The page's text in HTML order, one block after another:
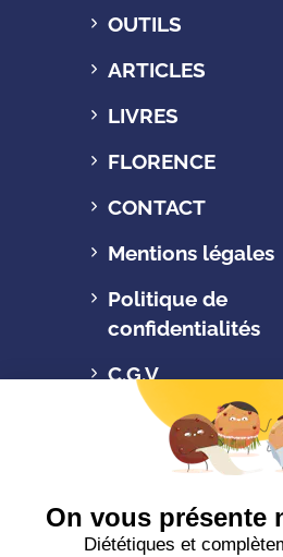
OUTILS
ARTICLES
LIVRES
FLORENCE
CONTACT
Mentions légales
Politique de
confidentialités
C.G.V
Suivez-nous
CONTACTEZ-NOUS